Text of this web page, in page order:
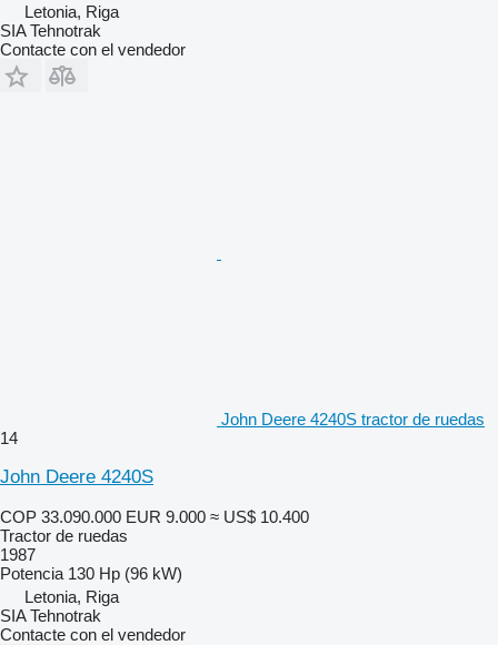
Letonia, Riga
SIA Tehnotrak
Contacte con el vendedor
John Deere 4240S tractor de ruedas
14
John Deere 4240S
COP 33.090.000 EUR 9.000 ≈ US$ 10.400
Tractor de ruedas
1987
Potencia 130 Hp (96 kW)
Letonia, Riga
SIA Tehnotrak
Contacte con el vendedor